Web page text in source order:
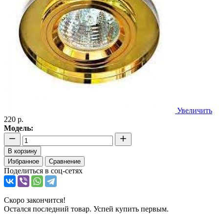
Увеличить
220 р.
Модель:
В корзину
Избранное
Сравнение
Поделиться в соц-сетях
Скоро закончится!
Остался последний товар. Успей купить первым.